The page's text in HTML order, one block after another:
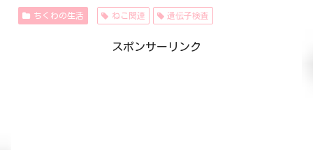
ちくわの生活 ねこ関連 遺伝子検査
スポンサーリンク